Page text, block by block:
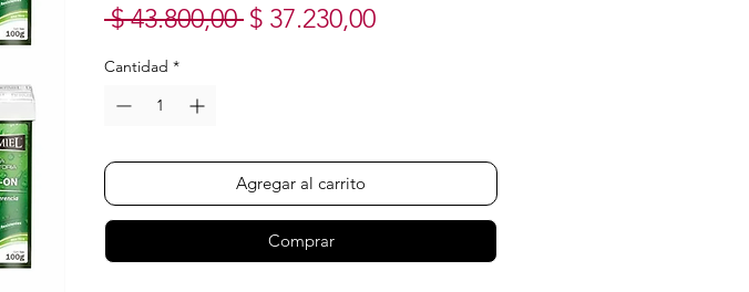
$ 43.800,00 Precio
$ 37.230,00Precio
Cantidad *
Agregar al carrito
Comprar